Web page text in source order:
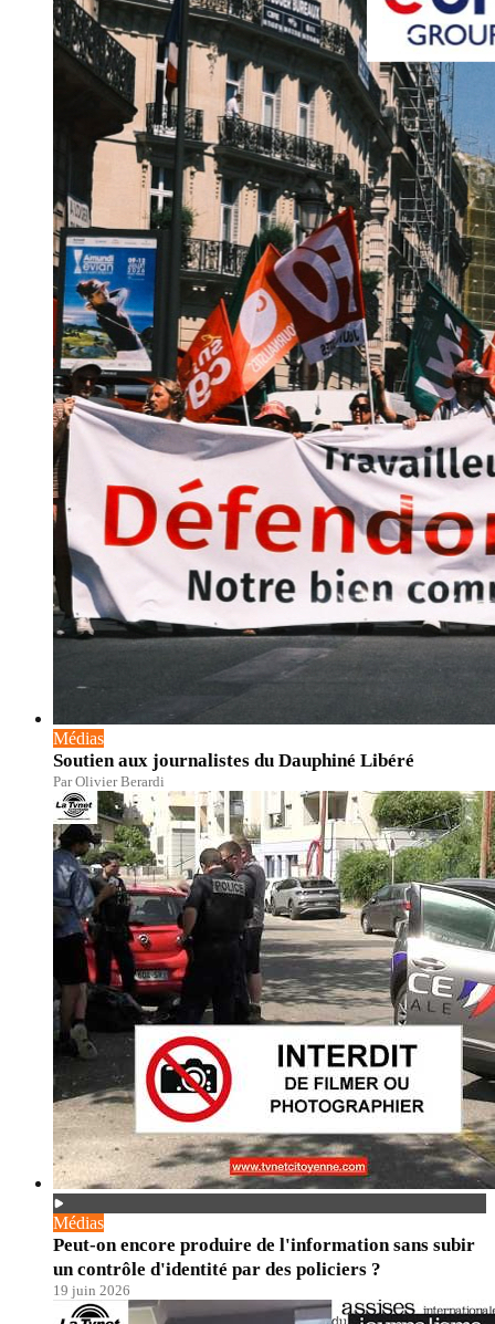
Médias
Soutien aux journalistes du Dauphiné Libéré
Par Olivier Berardi
Médias
Peut-on encore produire de l'information sans subir
un contrôle d'identité par des policiers ?
19 juin 2026